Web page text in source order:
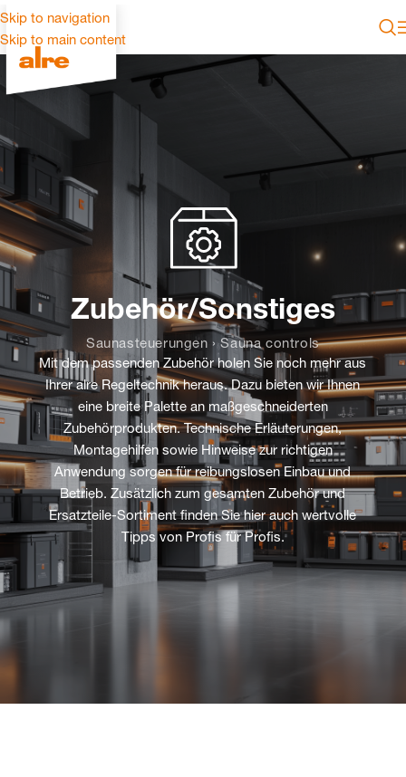
Skip to navigation
Skip to main content
Zubehör/Sonstiges
Saunasteuerungen › Sauna controls
Mit dem passenden Zubehör holen Sie noch mehr aus
Ihrer alre Regeltechnik heraus. Dazu bieten wir Ihnen
eine breite Palette an maßgeschneiderten
Zubehörprodukten. Technische Erläuterungen,
Montagehilfen sowie Hinweise zur richtigen
Anwendung sorgen für reibungslosen Einbau und
Betrieb. Zusätzlich zum gesamten Zubehör und
Ersatzteile-Sortiment finden Sie hier auch wertvolle
Tipps von Profis für Profis.